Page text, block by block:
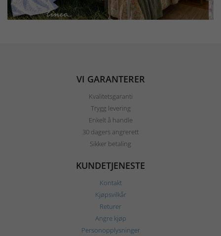
VI GARANTERER
Kvalitetsgaranti
Trygg levering
Enkelt å handle
30 dagers angrerett
Sikker betaling
KUNDETJENESTE
Kontakt
Kjøpsvilkår
Returer
Angre kjøp
Personopplysninger